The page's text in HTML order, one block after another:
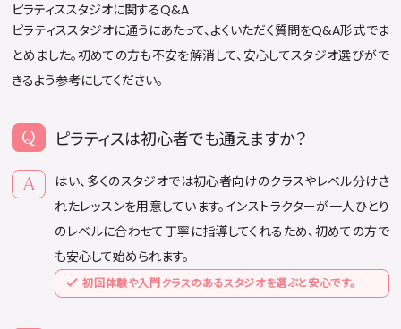
ピラティススタジオに関するQ&A
ピラティススタジオに通うにあたって、よくいただく質問をQ&A形式でま
とめました。初めての方も不安を解消して、安心してスタジオ選びがで
きるよう参考にしてください。
ピラティスは初心者でも通えますか？
はい、多くのスタジオでは初心者向けのクラスやレベル分けさ
れたレッスンを用意しています。インストラクターが一人ひとり
のレベルに合わせて丁寧に指導してくれるため、初めての方で
も安心して始められます。
初回体験や入門クラスのあるスタジオを選ぶと安心です。